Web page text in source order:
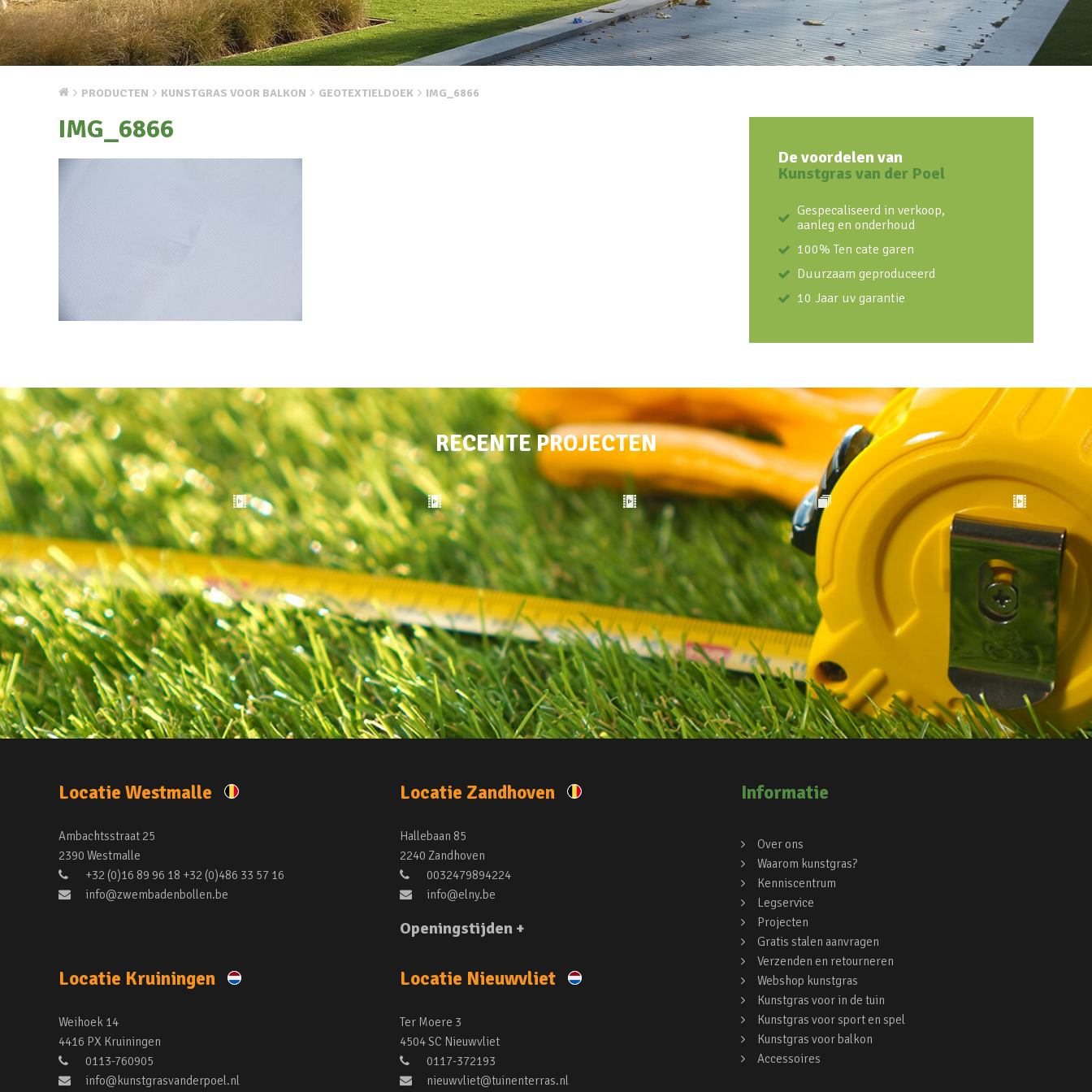
PRODUCTEN KUNSTGRAS VOOR BALKON GEOTEXTIELDOEK IMG_6866
IMG_6866
De voordelen van
Kunstgras van der Poel
Gespecaliseerd in verkoop,
aanleg en onderhoud
100% Ten cate garen
Duurzaam geproduceerd
10 Jaar uv garantie
RECENTE PROJECTEN
Locatie Westmalle
Ambachtsstraat 25
2390 Westmalle
+32 (0)16 89 96 18 +32 (0)486 33 57 16
info@zwembadenbollen.be
Locatie Zandhoven
Hallebaan 85
2240 Zandhoven
0032479894224
info@elny.be
Openingstijden +
Locatie Kruiningen
Weihoek 14
4416 PX Kruiningen
0113-760905
info@kunstgrasvanderpoel.nl
Locatie Nieuwvliet
Ter Moere 3
4504 SC Nieuwvliet
0117-372193
nieuwvliet@tuinenterras.nl
Informatie
Over ons
Waarom kunstgras?
Kenniscentrum
Legservice
Projecten
Gratis stalen aanvragen
Verzenden en retourneren
Webshop kunstgras
Kunstgras voor in de tuin
Kunstgras voor sport en spel
Kunstgras voor balkon
Accessoires